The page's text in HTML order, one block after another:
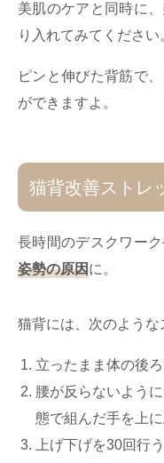
美肌のケアと同時に
り入れてみてください
ピンと伸びた背筋で
ができますよ。
猫背改善ストレ
長時間のデスクワーク
姿勢の原因に。
猫背には、次のような
立ったまま体の後
腰が反らないよう
態で組んだ手を上
上げ下げを30回行う